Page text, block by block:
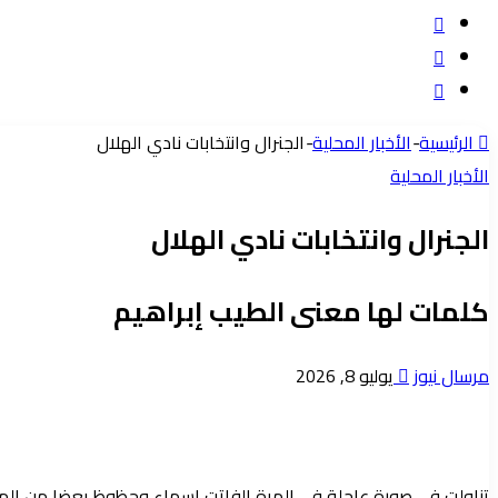
تسجيل
الدخول
مقال
عشوائي
إضافة
جانبيالرئيسية-الأخبار المحلية-الجنرال وانتخابات نادي الهلال
الأخبار المحلية
الجنرال وانتخابات نادي الهلال
كلمات لها معنى الطيب إبراهيم
مرسال نيوز
أرسل
يوليو 8, 2026